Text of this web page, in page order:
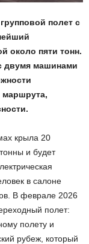
полет с
около пяти тонн.
двумя машинами
маршрута,
крыла 20
и будет
в салоне
В феврале 2026
полет:
полету и
рубеж, который